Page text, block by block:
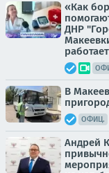
«Как
ДНР
В
ОФИЦ.
Андрей